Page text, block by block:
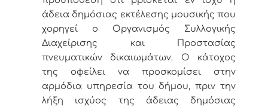
άδεια δημόσιας εκτέλεσης μουσικής που
χορηγεί ο Οργανισμός Συλλογικής
Διαχείρισης και Προστασίας
πνευματικών δικαιωμάτων. Ο κάτοχος
της οφείλει να προσκομίσει στην
αρμόδια υπηρεσία του δήμου, πριν την
λήξη ισχύος της άδειας δημόσιας